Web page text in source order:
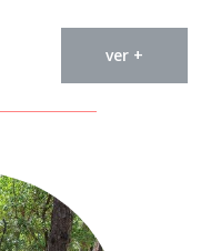
ver +